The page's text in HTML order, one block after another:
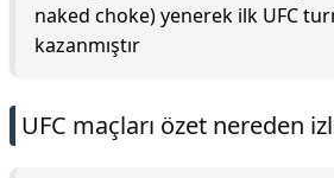
naked choke) yenerek ilk UFC
kazanmıştır
UFC maçları özet nereden